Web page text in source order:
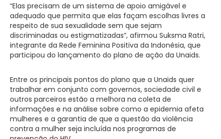
“Elas precisam de um sistema de apoio amigável e
adequado que permita que elas façam escolhas livres a
respeito de sua sexualidade sem que sejam
discriminadas ou estigmatizadas”, afirmou Suksma Ratri,
integrante da Rede Feminina Positiva da Indonésia, que
participou do lançamento do plano de ação da Unaids.
Entre os principais pontos do plano que a Unaids quer
trabalhar em conjunto com governos, sociedade civil e
outros parceiros estão a melhora na coleta de
informações e na análise sobre como a epidemia afeta
mulheres e a garantia de que a questão da violência
contra a mulher seja incluída nos programas de